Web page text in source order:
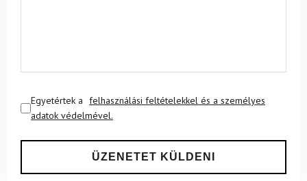
Egyetértek a felhasználási feltételekkel és a személyes
adatok védelmével.